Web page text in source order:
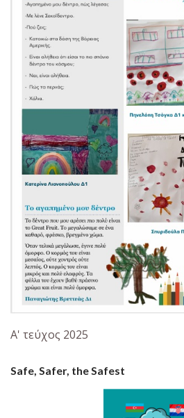
Α' τεύχος 2025
Safe, Safer, the Safest